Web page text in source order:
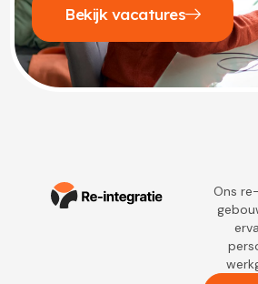
Bekijk vacatures
Ons